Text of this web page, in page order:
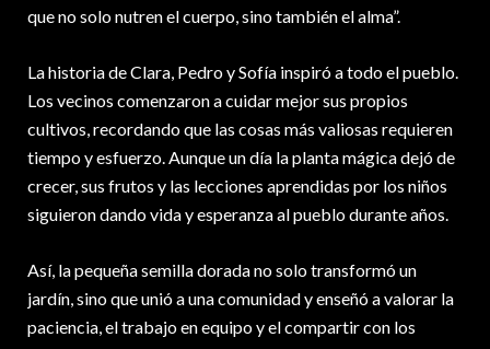
que no solo nutren el cuerpo, sino también el alma”.
La historia de Clara, Pedro y Sofía inspiró a todo el pueblo.
Los vecinos comenzaron a cuidar mejor sus propios
cultivos, recordando que las cosas más valiosas requieren
tiempo y esfuerzo. Aunque un día la planta mágica dejó de
crecer, sus frutos y las lecciones aprendidas por los niños
siguieron dando vida y esperanza al pueblo durante años.
Así, la pequeña semilla dorada no solo transformó un
jardín, sino que unió a una comunidad y enseñó a valorar la
paciencia, el trabajo en equipo y el compartir con los